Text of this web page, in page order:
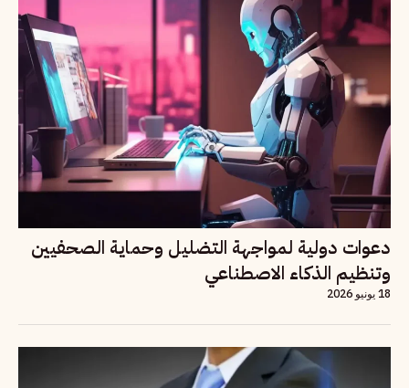
دعوات دولية لمواجهة التضليل وحماية الصحفيين
وتنظيم الذكاء الاصطناعي
18 يونيو 2026